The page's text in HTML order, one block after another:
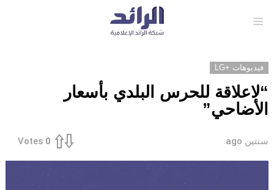
فيديوهات +LG
“لاعلاقة للحرس البلدي بأسعار
الأضاحي”
سنتين ago 0
Votes